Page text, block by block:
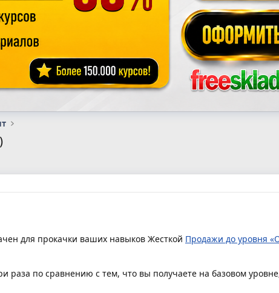
для прокачки ваших навыков Жесткой Продажи до уровня
раза по сравнению с тем, что вы получаете на базовом